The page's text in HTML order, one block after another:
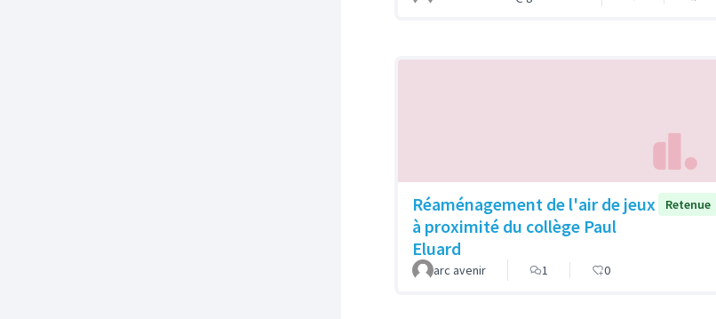
Réaménagement de l'air de jeux
à proximité du collège Paul
Eluard
Retenue
arc avenir 1 0